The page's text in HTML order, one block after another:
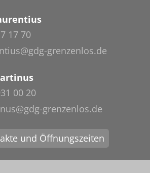
17 70
grenzenlos.de
00 20
grenzenlos.de
und Öffnungszeiten